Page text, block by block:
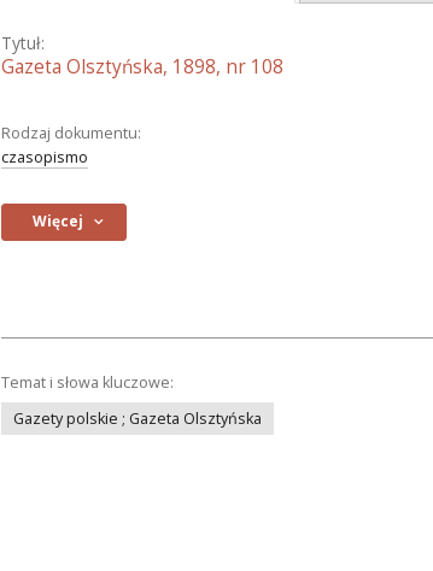
Tytuł:
Gazeta Olsztyńska, 1898, nr 108
Rodzaj dokumentu:
czasopismo
Więcej
Temat i słowa kluczowe:
Gazety polskie ; Gazeta Olsztyńska